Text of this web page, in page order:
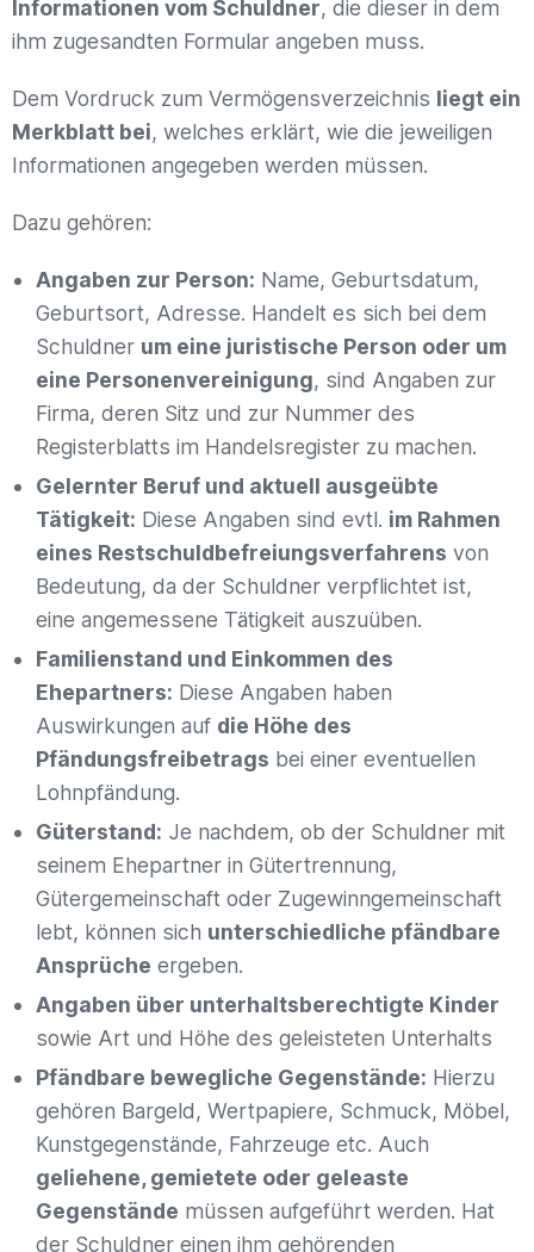
Informationen vom Schuldner, die dieser in dem
ihm zugesandten Formular angeben muss.
Dem Vordruck zum Vermögensverzeichnis liegt ein
Merkblatt bei, welches erklärt, wie die jeweiligen
Informationen angegeben werden müssen.
Dazu gehören:
Angaben zur Person: Name, Geburtsdatum,
Geburtsort, Adresse. Handelt es sich bei dem
Schuldner um eine juristische Person oder um
eine Personenvereinigung, sind Angaben zur
Firma, deren Sitz und zur Nummer des
Registerblatts im Handelsregister zu machen.
Gelernter Beruf und aktuell ausgeübte
Tätigkeit: Diese Angaben sind evtl. im Rahmen
eines Restschuldbefreiungsverfahrens von
Bedeutung, da der Schuldner verpflichtet ist,
eine angemessene Tätigkeit auszuüben.
Familienstand und Einkommen des
Ehepartners: Diese Angaben haben
Auswirkungen auf die Höhe des
Pfändungsfreibetrags bei einer eventuellen
Lohnpfändung.
Güterstand: Je nachdem, ob der Schuldner mit
seinem Ehepartner in Gütertrennung,
Gütergemeinschaft oder Zugewinngemeinschaft
lebt, können sich unterschiedliche pfändbare
Ansprüche ergeben.
Angaben über unterhaltsberechtigte Kinder
sowie Art und Höhe des geleisteten Unterhalts
Pfändbare bewegliche Gegenstände: Hierzu
gehören Bargeld, Wertpapiere, Schmuck, Möbel,
Kunstgegenstände, Fahrzeuge etc. Auch
geliehene, gemietete oder geleaste
Gegenstände müssen aufgeführt werden. Hat
der Schuldner einen ihm gehörenden